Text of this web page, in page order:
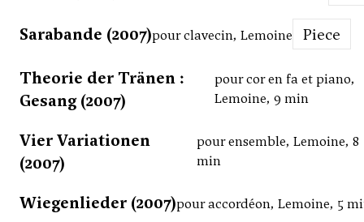
Sarabande (2007)pour clavecin, Lemoine Piece
Theorie der Tränen :
Gesang (2007)
pour cor en fa et piano,
Lemoine, 9 min
Vier Variationen
(2007)
pour ensemble, Lemoine, 8
min
Wiegenlieder (2007)pour accordéon, Lemoine, 5